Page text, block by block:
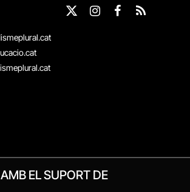
X
Instagram
Facebook
RSS
AMB EL SUPORT DE